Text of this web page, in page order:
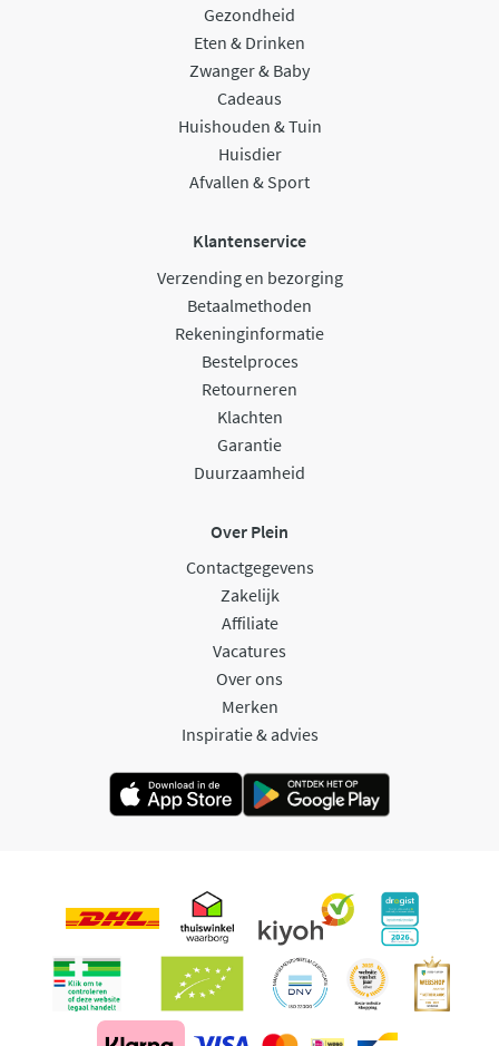
Gezondheid
Eten & Drinken
Zwanger & Baby
Cadeaus
Huishouden & Tuin
Huisdier
Afvallen & Sport
Klantenservice
Verzending en bezorging
Betaalmethoden
Rekeninginformatie
Bestelproces
Retourneren
Klachten
Garantie
Duurzaamheid
Over Plein
Contactgegevens
Zakelijk
Affiliate
Vacatures
Over ons
Merken
Inspiratie & advies